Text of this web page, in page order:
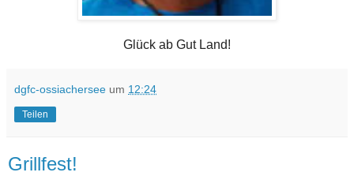
Glück ab Gut Land!
dgfc-ossiachersee um 12:24
Teilen
Grillfest!